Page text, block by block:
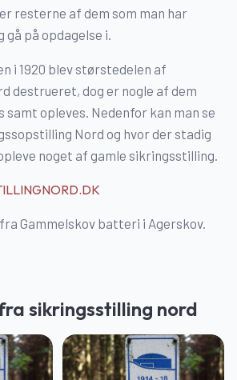
resterne af dem som man har
gå på opdagelse i.
i 1920 blev størstedelen af
destrueret, dog er nogle af dem
samt opleves. Nedenfor kan man se
Nord og hvor der stadig
noget af gamle sikringsstilling.
Gammelskov batteri i Agerskov.
sikringsstilling nord